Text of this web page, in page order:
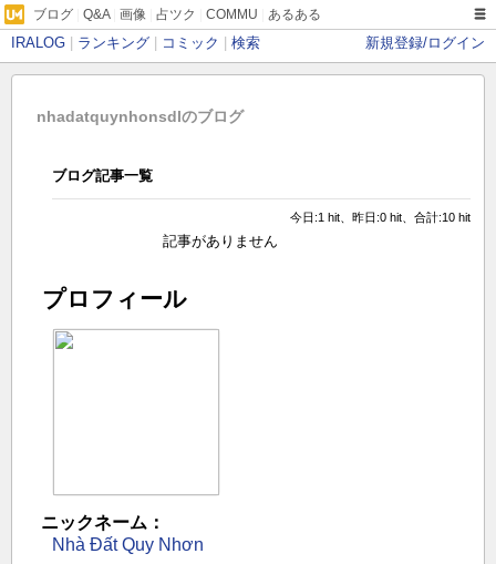
ブログ Q&A| 画像 占ツク COMMU あるある
IRALOG ランキング コミック 検索 新規登録/ログイン
nhadatquynhonsdlのブログ
ブログ記事一覧
今日:1 hit、昨日:0 hit、合計:10 hit
記事がありません
プロフィール
ニックネーム：
Nhà Đất Quy Nhơn